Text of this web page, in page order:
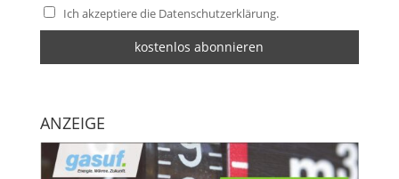
Ich akzeptiere die Datenschutzerklärung.
ANZEIGE